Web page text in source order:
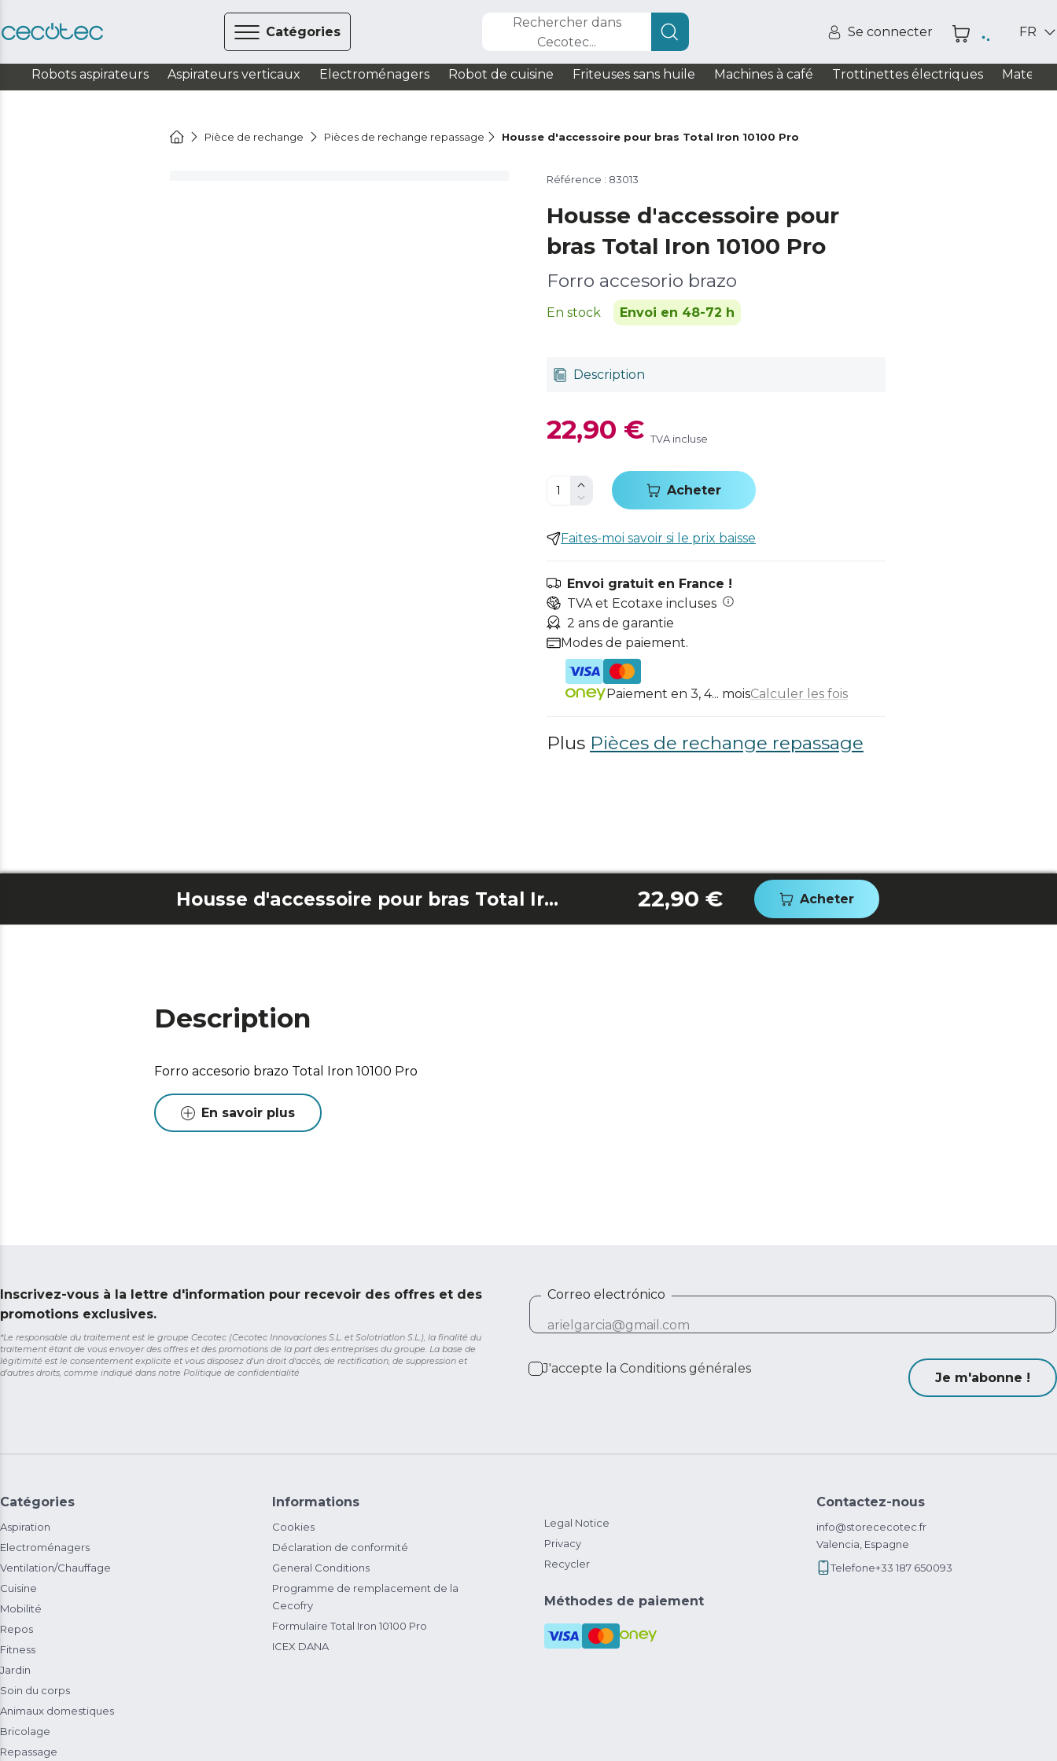
Catégories
Rechercher dans
Cecotec...
Se connecter FR
Robots aspirateurs Aspirateurs verticaux Electroménagers Robot de cuisine Friteuses sans huile Machines à café Trottinettes électriques Matelas
Pièce de rechange Pièces de rechange repassage Housse d'accessoire pour bras Total Iron 10100 Pro
Référence : 83013
Housse d'accessoire pour
bras Total Iron 10100 Pro
Forro accesorio brazo
En stock Envoi en 48-72 h
Description
22,90 € TVA incluse
Acheter
Faites-moi savoir si le prix baisse
Envoi gratuit en France !
TVA et Ecotaxe incluses
2 ans de garantie
Modes de paiement.
Paiement en 3, 4... moisCalculer les fois
Plus Pièces de rechange repassage
Housse d'accessoire pour bras Total Iron 10100 Pro 22,90 € Acheter
Description
Forro accesorio brazo Total Iron 10100 Pro
En savoir plus
Inscrivez-vous à la lettre d'information pour recevoir des offres et des
promotions exclusives.
*Le responsable du traitement est le groupe Cecotec (Cecotec Innovaciones S.L. et Solotriatlon S.L.), la finalité du
traitement étant de vous envoyer des offres et des promotions de la part des entreprises du groupe. La base de
légitimité est le consentement explicite et vous disposez d'un droit d'accès, de rectification, de suppression et
d'autres droits, comme indiqué dans notre Politique de confidentialité
Correo electrónico
J'accepte la Conditions générales
Je m'abonne !
Catégories
Aspiration
Electroménagers
Ventilation/Chauffage
Cuisine
Mobilité
Repos
Fitness
Jardin
Soin du corps
Animaux domestiques
Bricolage
Repassage
Informations
Cookies
Déclaration de conformité
General Conditions
Programme de remplacement de la
Cecofry
Formulaire Total Iron 10100 Pro
ICEX DANA
Legal Notice
Privacy
Recycler
Méthodes de paiement
Contactez-nous
info@storececotec.fr
Valencia, Espagne
Telefone+33 187 650093